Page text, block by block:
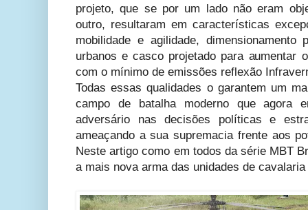
projeto, que se por um lado não eram
outro, resultaram em características
mobilidade e agilidade, dimensionamento
urbanos e casco projetado para aumentar
com o mínimo de emissões reflexão
Todas essas qualidades o garantem um
campo de batalha moderno que agora
adversário nas decisões políticas e
ameaçando a sua supremacia frente aos
Neste artigo como em todos da série MBT
a mais nova arma das unidades de